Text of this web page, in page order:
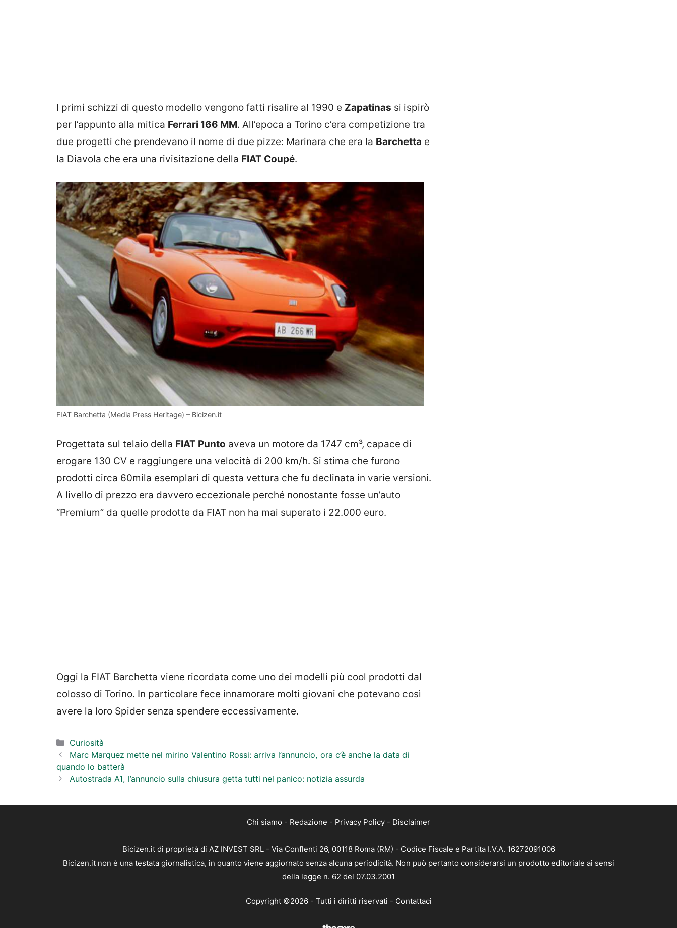
I primi schizzi di questo modello vengono fatti risalire al 1990 e Zapatinas si ispirò
per l’appunto alla mitica Ferrari 166 MM. All’epoca a Torino c’era competizione tra
due progetti che prendevano il nome di due pizze: Marinara che era la Barchetta e
la Diavola che era una rivisitazione della FIAT Coupé.
FIAT Barchetta (Media Press Heritage) – Bicizen.it
Progettata sul telaio della FIAT Punto aveva un motore da 1747 cm³, capace di
erogare 130 CV e raggiungere una velocità di 200 km/h. Si stima che furono
prodotti circa 60mila esemplari di questa vettura che fu declinata in varie versioni.
A livello di prezzo era davvero eccezionale perché nonostante fosse un’auto
“Premium” da quelle prodotte da FIAT non ha mai superato i 22.000 euro.
Oggi la FIAT Barchetta viene ricordata come uno dei modelli più cool prodotti dal
colosso di Torino. In particolare fece innamorare molti giovani che potevano così
avere la loro Spider senza spendere eccessivamente.
Categorie
Curiosità
Marc Marquez mette nel mirino Valentino Rossi: arriva l’annuncio, ora c’è anche la data di
quando lo batterà
Autostrada A1, l’annuncio sulla chiusura getta tutti nel panico: notizia assurda
Chi siamo - Redazione - Privacy Policy - Disclaimer
Bicizen.it di proprietà di AZ INVEST SRL - Via Conflenti 26, 00118 Roma (RM) - Codice Fiscale e Partita I.V.A. 16272091006
Bicizen.it non è una testata giornalistica, in quanto viene aggiornato senza alcuna periodicità. Non può pertanto considerarsi un prodotto editoriale ai sensi
della legge n. 62 del 07.03.2001
Copyright ©2026 - Tutti i diritti riservati - Contattaci